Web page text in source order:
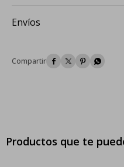
Envíos
   
Productos que te